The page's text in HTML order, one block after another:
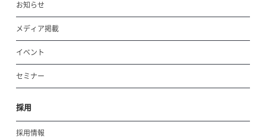
お知らせ
メディア掲載
イベント
セミナー
採用
採用情報